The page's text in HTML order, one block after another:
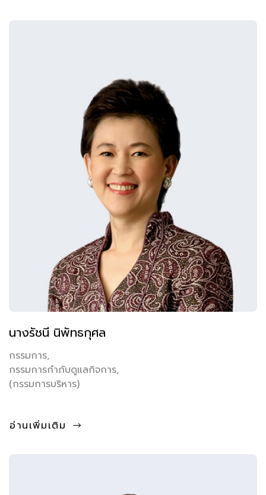
นางรัชนี นิพัทธกุศล
กรรมการ,
กรรมการกำกับดูแลกิจการ,
(กรรมการบริหาร)
อ่านเพิ่มเติม